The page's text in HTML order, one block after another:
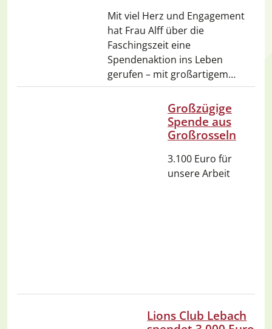
Mit viel Herz und Engagement
hat Frau Alff über die
Faschingszeit eine
Spendenaktion ins Leben
gerufen – mit großartigem…
Großzügige
Spende aus
Großrosseln
3.100 Euro für
unsere Arbeit
Lions Club Lebach